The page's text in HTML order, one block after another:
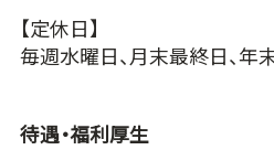
【定休日】
毎週水曜日、月末最終日、年
待遇・福利厚生